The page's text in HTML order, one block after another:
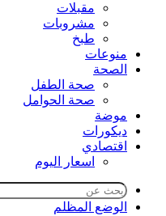
مقبلات
مشروبات
طبخ
منوعات
الصحة
صحة الطفل
صحة الحوامل
موضة
ديكورات
اقتصادي
اسعار اليوم
الوضع المظلم